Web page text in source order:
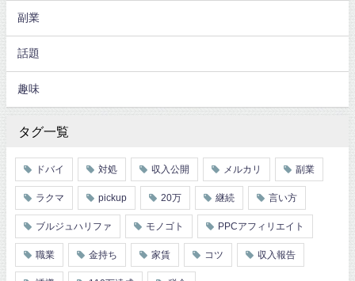
副業
話題
趣味
タグ一覧
ドバイ 対処 収入公開 メルカリ 副業
ラクマ pickup 20万 継続 言い方
ブルジュハリファ モノゴト PPCアフィリエイト
職業 金持ち 家賃 コツ 収入報告